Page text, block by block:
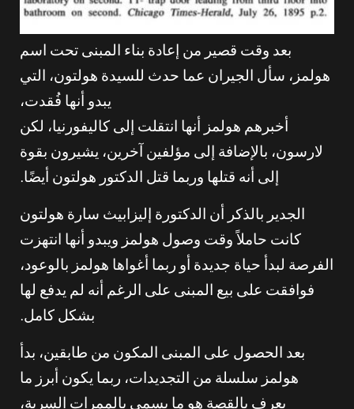
بعد وقت قصير من إعادة بناء المبنى تحت اسم
هولمز، سأل الجيران عما حدث للسيدة هولتون، التي
يبدو أنها فُقدت،
أخبرهم هولمز أنها انتقلت إلى كاليفورنيا، لكن
لارسون، بالإضافة إلى مؤلفين آخرين، يشيرون بقوة
إلى أنه قتلها وربما قتل الدكتور هولتون أيضًا.
الجدير بالذكر أن الدكتورة إليزابيث سارة هولتون
كانت حاملاً وقت وصول هولمز ويبدو أنها انتهزت
الفرصة لبدأ حياة جديدة أو ربما أغواها هولمز بالوعود،
فوافقت على بيع المبنى على الرغم أنه لم يدفع لها
بشكل كامل.
بعد الحصول على المبنى المكون من طابقين، بدأ
هولمز سلسلة من التجديدات، ربما يكون أبرز ما